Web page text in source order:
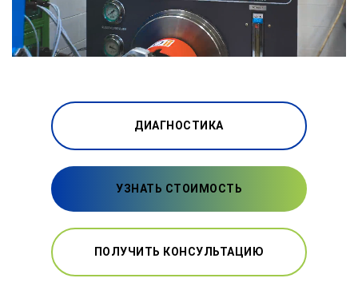
ДИАГНОСТИКА
УЗНАТЬ СТОИМОСТЬ
ПОЛУЧИТЬ КОНСУЛЬТАЦИЮ